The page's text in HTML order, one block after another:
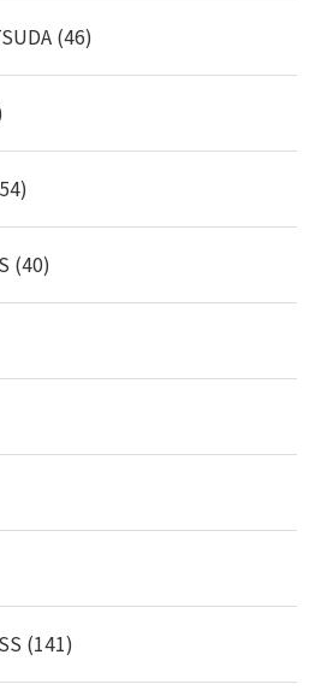
(46)
(40)
(141)